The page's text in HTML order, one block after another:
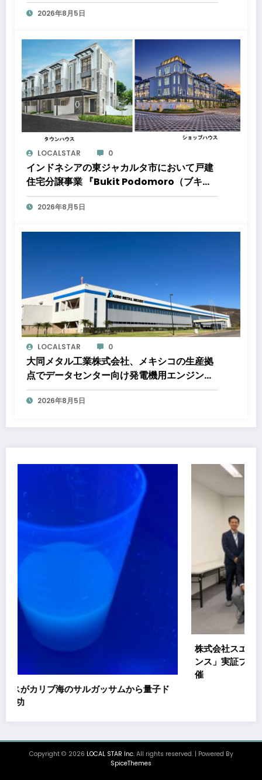
タ北伊丹」と「ロジスタ京都伏見」が竣工し
2026年8月5日
LOCALSTAR 0
インドネシアの東ジャカルタ市において戸建
住宅分譲事業 『Bukit Podomoro（ブキッ
ト ポドモロ）』に参画しますタウンハウスと
ショップハウスを合わせた総戸数432戸のプ
2026年8月5日
LOCALSTAR 0
大同メタル工業株式会社、メキシコの生産拠
点でデータセンター向け発電機用エンジン軸
受の生産能力増強投資を決定 ～北米顧客と
の生産コミットメント契約締結に基づく40億
2026年8月5日
ド
株式会社スエヒロ工業、「地域インパクト共創ファイ
ンス」実証プロジェクト キックオフミーティングを
催
Copyright © 2026LOCAL STAR Inc.All rights reserved. | Powered By
SpiceThemes